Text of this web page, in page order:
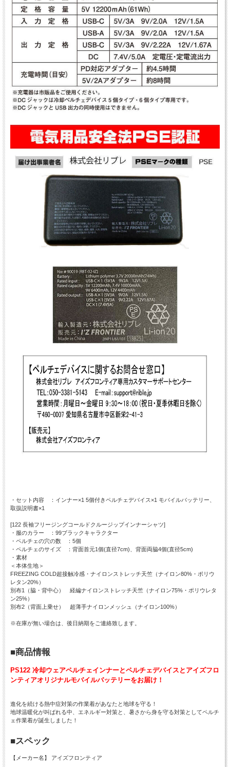
・セット内容 ：インナー×1 5個付きペルチェデバイス×1 モバイルバッテリー、
取扱説明書×1
[122 長袖フリージングコールドクルージップインナーシャツ]
・服のカラー ：99ブラックキャラクター
・ペルチェの穴の数 ：5個
・ペルチェのサイズ ：背面首元1個(直径7cm)、背面両脇4個(直径5cm)
・素材
＜本体生地＞
FREEZING COLD超接触冷感・ナイロンストレッチ天竺（ナイロン80%・ポリウ
レタン20%）
別布1（脇・背中心） 経編ナイロンストレッチ天竺（ナイロン75%・ポリウレタ
ン25%）
別布2（背面上乗せ） 超薄手ナイロンメッシュ（ナイロン100%）
※在庫が無い場合は、後日納期をご連絡致します。
■商品情報
PS122 冷却ウェアペルチェインナーとペルチェデバイスとアイズフロ
ンティアオリジナルモバイルバッテリーをお届け！
進化を続ける熱中症対策の作業着があなたと地球を守る！
地球温暖化が叫ばれる中、エネルギー対策と、暑さから身を守る対策としてペルチ
ェ作業着が誕生しました！
■スペック
【メーカー名】 アイズフロンティア